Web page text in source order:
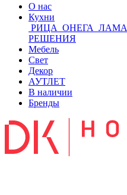
О нас
Кухни
РИЦА ОНЕГА ЛАМА
РЕШЕНИЯ
Мебель
Свет
Декор
АУТЛЕТ
В наличии
Бренды